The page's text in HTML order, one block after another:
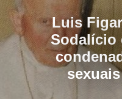
Luis
Sodalício